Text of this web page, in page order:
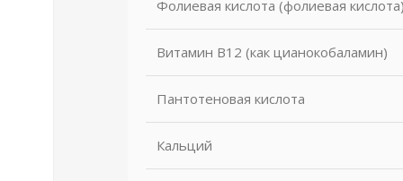
Фолиевая кислота (фолиевая кислота)
Витамин В12 (как цианокобаламин)
Пантотеновая кислота
Кальций